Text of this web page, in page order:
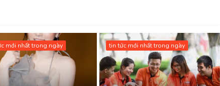
mới nhất trong ngày tin tức mới nhất trong ngày